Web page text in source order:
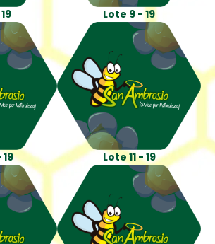
Lote 9 - 19
Lote 11 - 19